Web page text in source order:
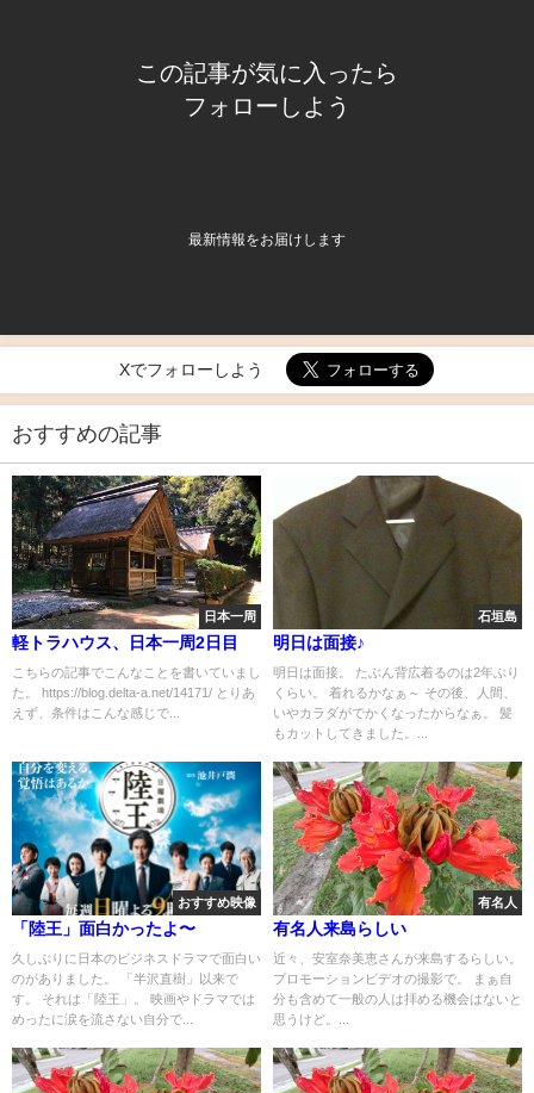
この記事が気に入ったら
フォローしよう
最新情報をお届けします
Xでフォローしよう
おすすめの記事
日本一周
軽トラハウス、日本一周2日目
こちらの記事でこんなことを書いていまし
た。 https://blog.delta-a.net/14171/ とりあ
えず、条件はこんな感じで...
石垣島
明日は面接♪
明日は面接。 たぶん背広着るのは2年ぶり
くらい。 着れるかなぁ～ その後、人間、
いやカラダがでかくなったからなぁ。 髪
もカットしてきました。...
おすすめ映像
「陸王」面白かったよ〜
久しぶりに日本のビジネスドラマで面白い
のがありました。 「半沢直樹」以来で
す。 それは「陸王」。 映画やドラマでは
めったに涙を流さない自分で...
有名人
有名人来島らしい
近々、安室奈美恵さんが来島するらしい。
プロモーションビデオの撮影で。 まぁ自
分も含めて一般の人は拝める機会はないと
思うけど。...